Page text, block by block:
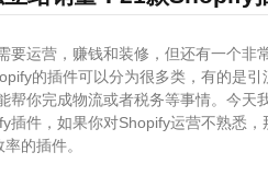
要运营，赚钱和装修，但还有一个非
的插件可以分为很多类，有的是引
帮你完成物流或者税务等事情。今天
插件，如果你对Shopify运营不熟悉
的插件。